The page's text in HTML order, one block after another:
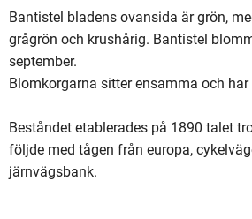
Bantistel bladens ovansida är grön,
grågrön och krushårig. Bantistel
september.
Blomkorgarna sitter ensamma och
Beståndet etablerades på 1890 talet
följde med tågen från europa,
järnvägsbank.